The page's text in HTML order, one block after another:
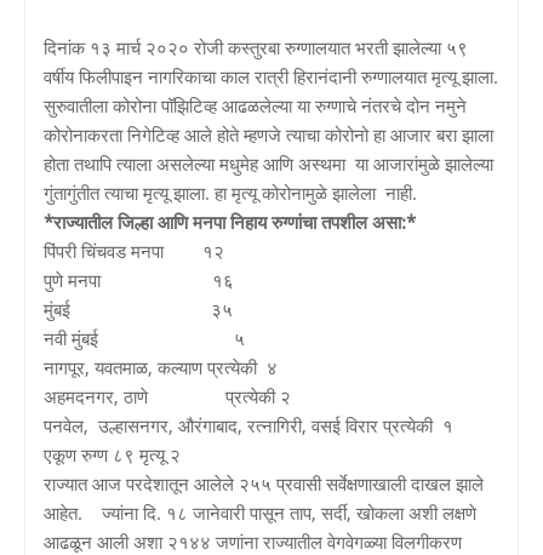
दिनांक १३ मार्च २०२० रोजी कस्तुरबा रुग्णालयात भरती झालेल्या ५९
वर्षीय फिलीपाइन नागरिकाचा काल रात्री हिरानंदानी रुग्णालयात मृत्यू झाला.
सुरुवातीला कोरोना पॉझिटिव्ह आढळलेल्या या रुग्णाचे नंतरचे दोन नमुने
कोरोनाकरता निगेटिव्ह आले होते म्हणजे त्याचा कोरोनो हा आजार बरा झाला
होता तथापि त्याला असलेल्या मधुमेह आणि अस्थमा या आजारांमुळे झालेल्या
गुंतागुंतीत त्याचा मृत्यू झाला. हा मृत्यू कोरोनामुळे झालेला नाही.
*राज्यातील जिल्हा आणि मनपा निहाय रुग्णांचा तपशील असा:*
पिंपरी चिंचवड मनपा १२
पुणे मनपा १६
मुंबई ३५
नवी मुंबई ५
नागपूर, यवतमाळ, कल्याण प्रत्येकी ४
अहमदनगर, ठाणे प्रत्येकी २
पनवेल, उल्हासनगर, औरंगाबाद, रत्नागिरी, वसई विरार प्रत्येकी १
एकूण रुग्ण ८९ मृत्यू २
राज्यात आज परदेशातून आलेले २५५ प्रवासी सर्वेक्षणाखाली दाखल झाले
आहेत. ज्यांना दि. १८ जानेवारी पासून ताप, सर्दी, खोकला अशी लक्षणे
आढळून आली अशा २१४४ जणांना राज्यातील वेगवेगळ्या विलगीकरण